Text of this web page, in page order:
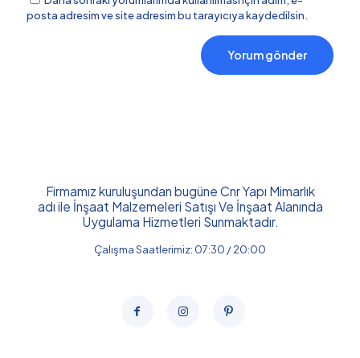
posta adresim ve site adresim bu tarayıcıya kaydedilsin.
Firmamız kuruluşundan bugüne Cnr Yapı Mimarlık
adı ile İnşaat Malzemeleri Satışı Ve İnşaat Alanında
Uygulama Hizmetleri Sunmaktadır.
Çalışma Saatlerimiz: 07:30 / 20:00